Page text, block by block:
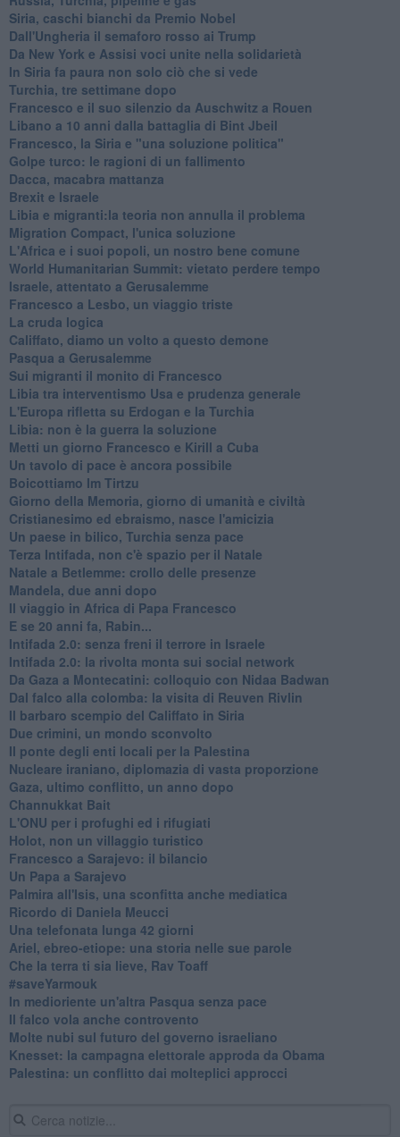
Siria, caschi bianchi da Premio Nobel
Dall'Ungheria il semaforo rosso ai Trump
Da New York e Assisi voci unite nella solidarietà
In Siria fa paura non solo ciò che si vede
Turchia, tre settimane dopo
Francesco e il suo silenzio da Auschwitz a Rouen
Libano a 10 anni dalla battaglia di Bint Jbeil
Francesco, la Siria e "una soluzione politica"
Golpe turco: le ragioni di un fallimento
Dacca, macabra mattanza
Brexit e Israele
Libia e migranti:la teoria non annulla il problema
Migration Compact, l'unica soluzione
L'Africa e i suoi popoli, un nostro bene comune
World Humanitarian Summit: vietato perdere tempo
Israele, attentato a Gerusalemme
Francesco a Lesbo, un viaggio triste
La cruda logica
Califfato, diamo un volto a questo demone
Pasqua a Gerusalemme
Sui migranti il monito di Francesco
Libia tra interventismo Usa e prudenza generale
L'Europa rifletta su Erdogan e la Turchia
Libia: non è la guerra la soluzione
Metti un giorno Francesco e Kirill a Cuba
Un tavolo di pace è ancora possibile
Boicottiamo Im Tirtzu
Giorno della Memoria, giorno di umanità e civiltà
Cristianesimo ed ebraismo, nasce l'amicizia
Un paese in bilico, Turchia senza pace
Terza Intifada, non c'è spazio per il Natale
Natale a Betlemme: crollo delle presenze
Mandela, due anni dopo
Il viaggio in Africa di Papa Francesco
E se 20 anni fa, Rabin...
Intifada 2.0: senza freni il terrore in Israele
Intifada 2.0: la rivolta monta sui social network
Da Gaza a Montecatini: colloquio con Nidaa Badwan
Dal falco alla colomba: la visita di Reuven Rivlin
Il barbaro scempio del Califfato in Siria
Due crimini, un mondo sconvolto
Il ponte degli enti locali per la Palestina
Nucleare iraniano, diplomazia di vasta proporzione
Gaza, ultimo conflitto, un anno dopo
Channukkat Bait
L'ONU per i profughi ed i rifugiati
Holot, non un villaggio turistico
Francesco a Sarajevo: il bilancio
Un Papa a Sarajevo
Palmira all'Isis, una sconfitta anche mediatica
Ricordo di Daniela Meucci
​Una telefonata lunga 42 giorni
​Ariel, ebreo-etiope: una storia nelle sue parole
Che la terra ti sia lieve, Rav Toaff
​#saveYarmouk
​In medioriente un'altra Pasqua senza pace
​Il falco vola anche controvento
Molte nubi sul futuro del governo israeliano
Knesset: la campagna elettorale approda da Obama
Palestina: un conflitto dai molteplici approcci